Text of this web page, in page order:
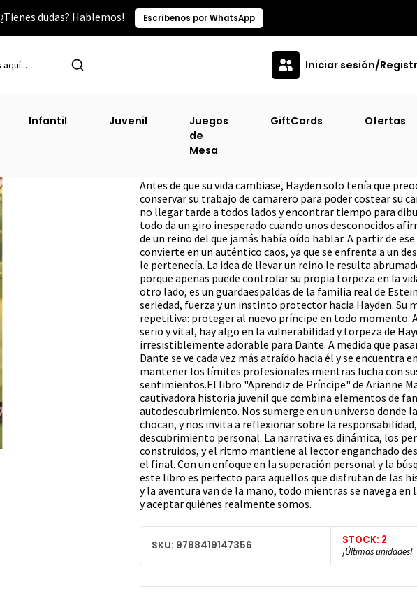
¿Tienes dudas? Hablemos! Escríbenos por WhatsApp
Iniciar sesión/
Infantil Juvenil
Juegos
de
Mesa
GiftCards Ofertas
Aprendiz De Príncipe [Juv]
Antes de que su vida cambiase, Hayden solo tenía que
conservar su trabajo de camarero para poder costear su
no llegar tarde a todos lados y encontrar tiempo para
todo da un giro inesperado cuando unos desconocidos
de un reino del que jamás había oído hablar. A partir de
convierte en un auténtico caos, ya que se enfrenta a un
le pertenecía. La idea de llevar un reino le resulta
porque apenas puede controlar su propia torpeza en la
otro lado, es un guardaespaldas de la familia real de
seriedad, fuerza y un instinto protector hacia Hayden. Su
repetitiva: proteger al nuevo príncipe en todo momento.
serio y vital, hay algo en la vulnerabilidad y torpeza de
irresistiblemente adorable para Dante. A medida que
Dante se ve cada vez más atraído hacia él y se encuentra
mantener los límites profesionales mientras lucha con
sentimientos.El libro "Aprendiz de Príncipe" de Arianne
cautivadora historia juvenil que combina elementos de
autodescubrimiento. Nos sumerge en un universo donde
chocan, y nos invita a reflexionar sobre la
descubrimiento personal. La narrativa es dinámica, los
construidos, y el ritmo mantiene al lector enganchado
el final. Con un enfoque en la superación personal y la
este libro es perfecto para aquellos que disfrutan de las
y la aventura van de la mano, todo mientras se navega en
y aceptar quiénes realmente somos.
SKU: 9788419147356 STOCK: 2
¡Últimas unidades!